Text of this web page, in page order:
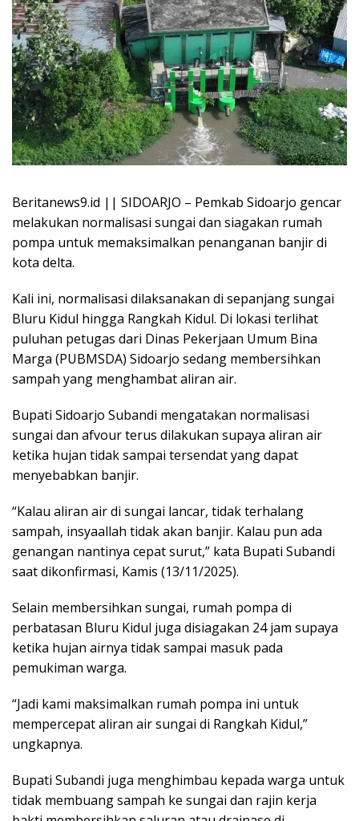
Beritanews9.id || SIDOARJO – Pemkab Sidoarjo gencar
melakukan normalisasi sungai dan siagakan rumah
pompa untuk memaksimalkan penanganan banjir di
kota delta.
Kali ini, normalisasi dilaksanakan di sepanjang sungai
Bluru Kidul hingga Rangkah Kidul. Di lokasi terlihat
puluhan petugas dari Dinas Pekerjaan Umum Bina
Marga (PUBMSDA) Sidoarjo sedang membersihkan
sampah yang menghambat aliran air.
Bupati Sidoarjo Subandi mengatakan normalisasi
sungai dan afvour terus dilakukan supaya aliran air
ketika hujan tidak sampai tersendat yang dapat
menyebabkan banjir.
“Kalau aliran air di sungai lancar, tidak terhalang
sampah, insyaallah tidak akan banjir. Kalau pun ada
genangan nantinya cepat surut,” kata Bupati Subandi
saat dikonfirmasi, Kamis (13/11/2025).
Selain membersihkan sungai, rumah pompa di
perbatasan Bluru Kidul juga disiagakan 24 jam supaya
ketika hujan airnya tidak sampai masuk pada
pemukiman warga.
“Jadi kami maksimalkan rumah pompa ini untuk
mempercepat aliran air sungai di Rangkah Kidul,”
ungkapnya.
Bupati Subandi juga menghimbau kepada warga untuk
tidak membuang sampah ke sungai dan rajin kerja